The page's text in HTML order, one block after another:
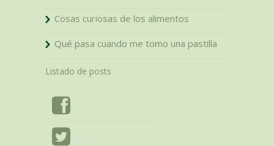
Cosas curiosas de los alimentos
Qué pasa cuando me tomo una pastilla
Listado de posts